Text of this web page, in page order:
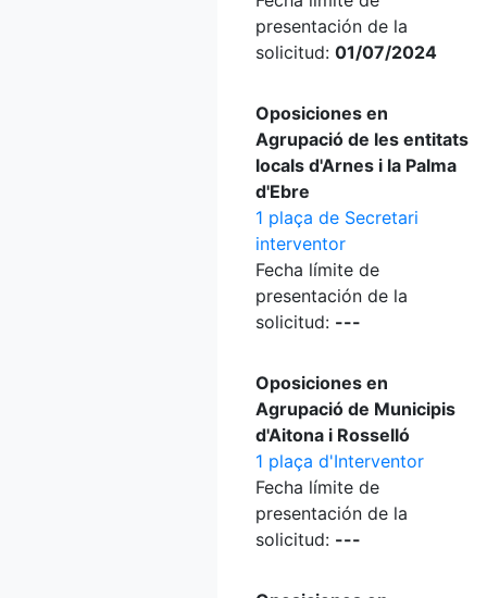
presentación de la
solicitud: 01/07/2024
Oposiciones en
Agrupació de les entitats
locals d'Arnes i la Palma
d'Ebre
1 plaça de Secretari
interventor
Fecha límite de
presentación de la
solicitud: ---
Oposiciones en
Agrupació de Municipis
d'Aitona i Rosselló
1 plaça d'Interventor
Fecha límite de
presentación de la
solicitud: ---